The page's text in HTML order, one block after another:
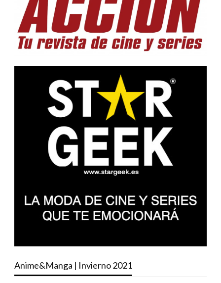
Anime&Manga | Invierno 2021